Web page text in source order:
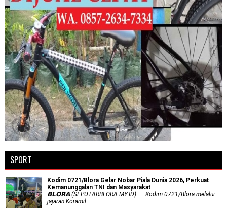
SPORT
Kodim 0721/Blora Gelar Nobar Piala Dunia 2026, Perkuat
Kemanunggalan TNI dan Masyarakat
𝗕𝗟𝗢𝗥𝗔 (SEPUTARBLORA.MY.ID) — Kodim 0721/Blora melalui
jajaran Koramil...